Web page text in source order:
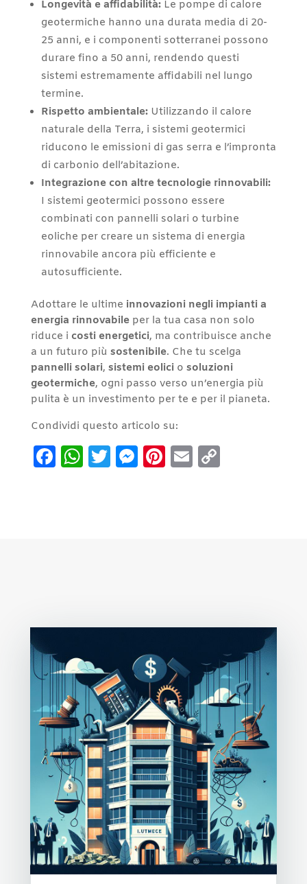
Longevità e affidabilità:Le pompe di calore
geotermiche hanno una durata media di 20-
25 anni, e i componenti sotterranei possono
durare fino a 50 anni, rendendo questi
sistemi estremamente affidabili nel lungo
termine.
Rispetto ambientale:Utilizzando il calore
naturale della Terra, i sistemi geotermici
riducono le emissioni di gas serra e l’impronta
di carbonio dell’abitazione.
Integrazione con altre tecnologie rinnovabili:
I sistemi geotermici possono essere
combinati con pannelli solari o turbine
eoliche per creare un sistema di energia
rinnovabile ancora più efficiente e
autosufficiente.
Adottare le ultime innovazioni negli impianti a
energia rinnovabileper la tua casa non solo
riduce i costi energetici, ma contribuisce anche
a un futuro più sostenibile. Che tu scelga
pannelli solari, sistemi eolicio soluzioni
geotermiche, ogni passo verso un’energia più
pulita è un investimento per te e per il pianeta.
Condividi questo articolo su:
Facebook
WhatsApp
Twitter
Messenger
Pinterest
EmailCopy